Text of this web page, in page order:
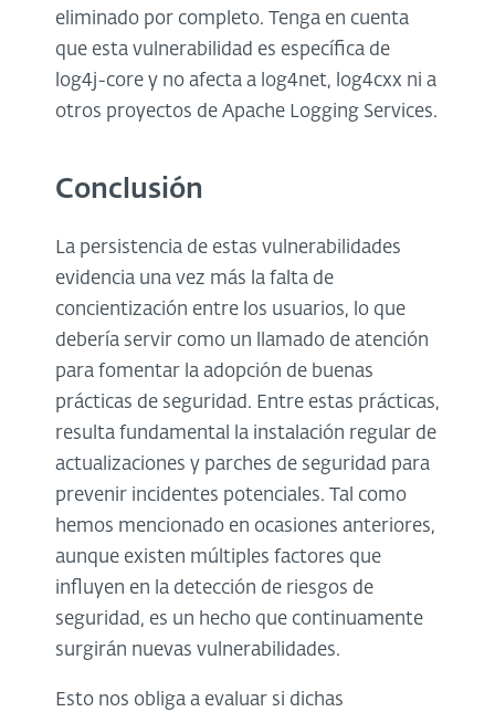
eliminado por completo. Tenga en cuenta
que esta vulnerabilidad es específica de
log4j-core y no afecta a log4net, log4cxx ni a
otros proyectos de Apache Logging Services.
Conclusión
La persistencia de estas vulnerabilidades
evidencia una vez más la falta de
concientización entre los usuarios, lo que
debería servir como un llamado de atención
para fomentar la adopción de buenas
prácticas de seguridad. Entre estas prácticas,
resulta fundamental la instalación regular de
actualizaciones y parches de seguridad para
prevenir incidentes potenciales. Tal como
hemos mencionado en ocasiones anteriores,
aunque existen múltiples factores que
influyen en la detección de riesgos de
seguridad, es un hecho que continuamente
surgirán nuevas vulnerabilidades.
Esto nos obliga a evaluar si dichas